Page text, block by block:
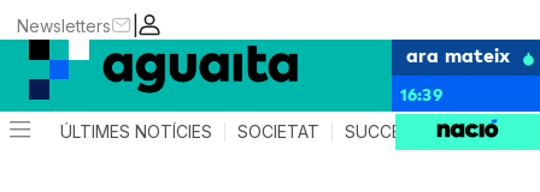
|
Newsletters
ara mateix
16:39
ÚLTIMES NOTÍCIES SOCIETAT SUCCESSOS AGENDA